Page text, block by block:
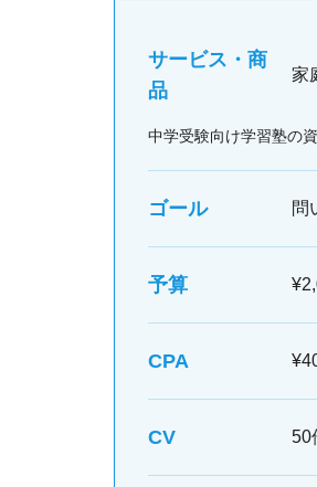
サービス・商
品
家
中学受験向け学習塾の
ゴール 問
予算
CPA
CV 50